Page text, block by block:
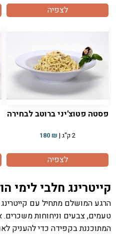
לצפיה
פסטה פטוצ'יני ברוטב לבחירה
2 ק"ג | ₪
180
לצפיה
קייטרינג חלבי לימי
הרגע המושלם מתחיל עם
טעמים, צבעים וניחוחות משכרים.
המתוכננת בקפידה כדי להעניק